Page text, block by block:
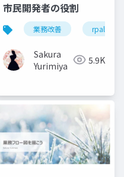
市民開発者の役割
業務改善 rpalt
Sakura
Yurimiya
5.9K